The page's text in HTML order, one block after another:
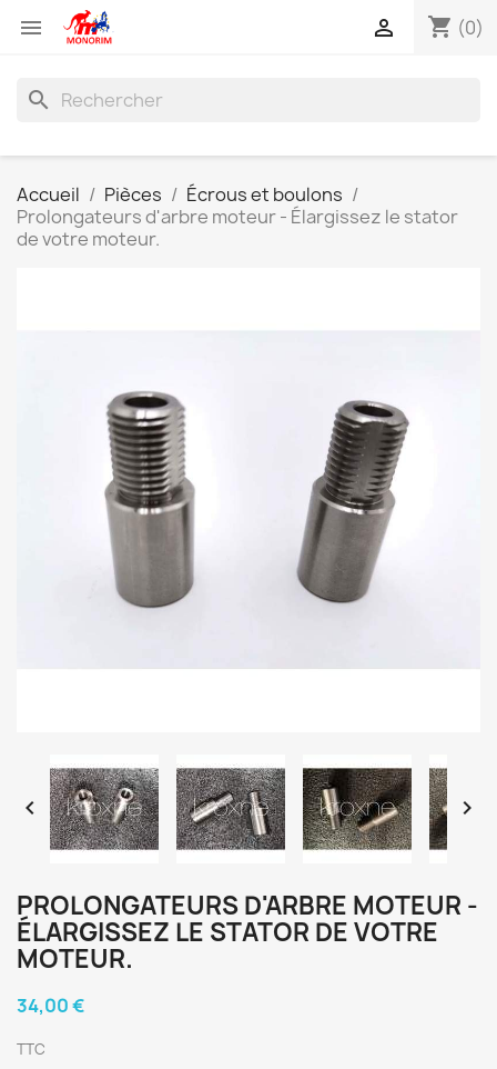
 shopping_cart (0)

search
Accueil Pièces
Écrous et boulons
Prolongateurs d'arbre moteur - Élargissez le stator
de votre moteur.
 
PROLONGATEURS D'ARBRE MOTEUR -
ÉLARGISSEZ LE STATOR DE VOTRE
MOTEUR.
34,00 €
TTC